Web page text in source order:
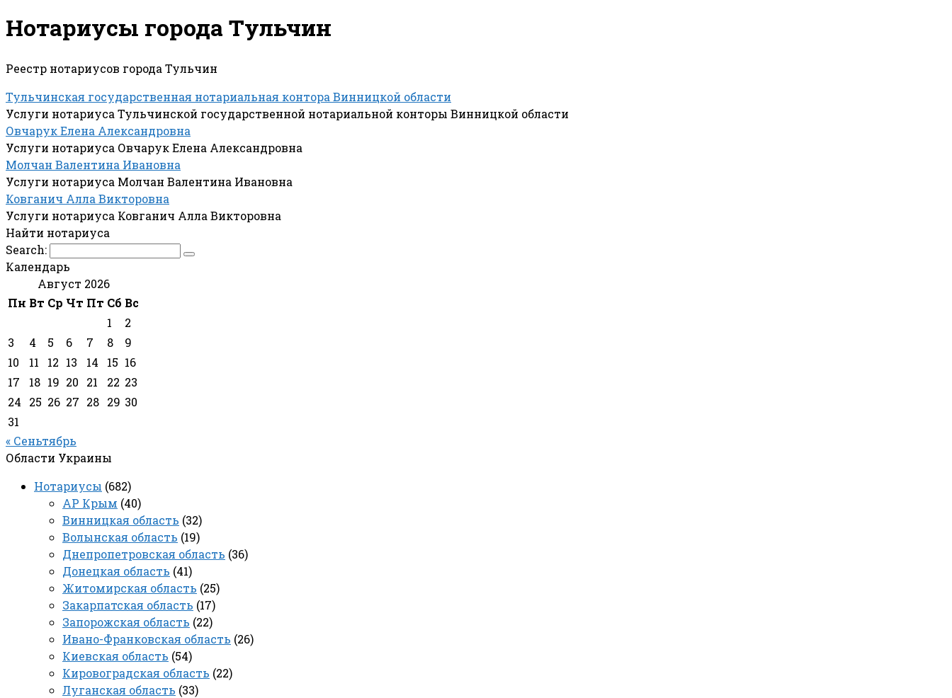
Нотариусы города Тульчин
Реестр нотариусов города Тульчин
Тульчинская государственная нотариальная контора Винницкой области
Услуги нотариуса Тульчинской государственной нотариальной конторы Винницкой области
Овчарук Елена Александровна
Услуги нотариуса Овчарук Елена Александровна
Молчан Валентина Ивановна
Услуги нотариуса Молчан Валентина Ивановна
Ковганич Алла Викторовна
Услуги нотариуса Ковганич Алла Викторовна
Найти нотариуса
Search:
Календарь
Август 2026
Пн Вт Ср Чт Пт Сб Вс
1
2
3
4 5 6 7 8
9
10
11 12 13 14 15 16
17
18 19 20 21 22 23
24
25 26 27 28 29 30
31
« Сеньтябрь
Области Украины
Нотариусы (682)
АР Крым (40)
Винницкая область (32)
Волынская область (19)
Днепропетровская область (36)
Донецкая область (41)
Житомирская область (25)
Закарпатская область (17)
Запорожская область (22)
Ивано-Франковская область (26)
Киевская область (54)
Кировоградская область (22)
Луганская область (33)